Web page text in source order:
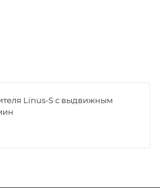
для увеличения
предотвращающих возврат
Linus-S с выдвижным